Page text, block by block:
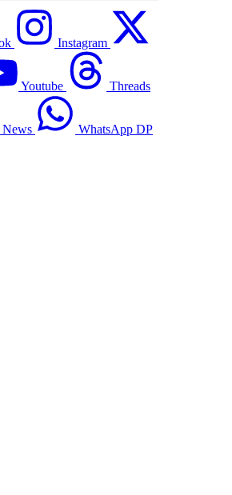
Instagram
Youtube Threads
News WhatsApp DP